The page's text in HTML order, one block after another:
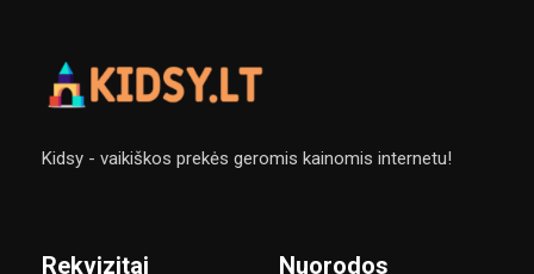
Kidsy - vaikiškos prekės geromis kainomis internetu!
Rekvizitai Nuorodos